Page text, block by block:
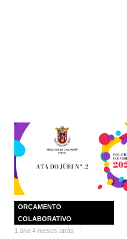
ORÇAMENTO
COLABORATIVO
1 ano 4 meses atrás